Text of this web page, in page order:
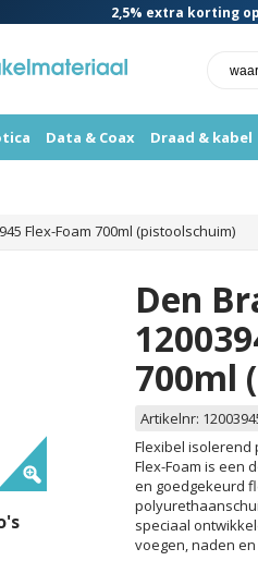
2,5% extra korting
Data & Coax Draad & kabel
Flex-Foam 700ml (pistoolschuim)
Den
700ml
Artikelnr:
Flexibel isolerend
Flex-Foam is een
en goedgekeurd
speciaal
voegen, naden